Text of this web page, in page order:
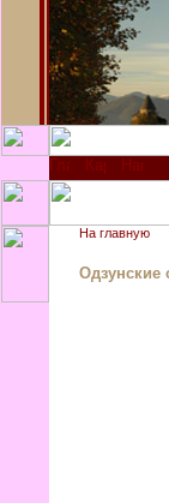
На главную
Одзунские